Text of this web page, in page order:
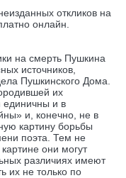
откликов на
онлайн.
на смерть Пушкина
источников,
Пушкинского Дома.
их
единичны и в
и, конечно, не в
картину борьбы
поэта. Тем не
они могут
различиях имеют
их не только по